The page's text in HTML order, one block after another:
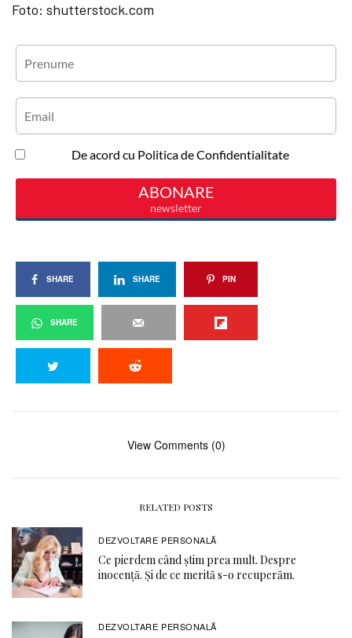
Foto: shutterstock.com
SHARE SHARE PIN
SHARE
View Comments (0)
RELATED POSTS
DEZVOLTARE PERSONALĂ
Ce pierdem când știm prea mult. Despre
inocență. Și de ce merită s-o recuperăm.
DEZVOLTARE PERSONALĂ